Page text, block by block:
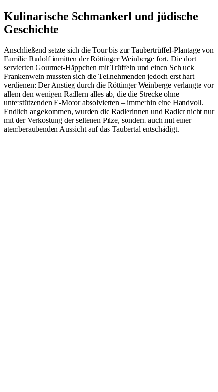
Kulinarische Schmankerl und jüdische
Geschichte
Anschließend setzte sich die Tour bis zur Taubertrüffel-Plantage von
Familie Rudolf inmitten der Röttinger Weinberge fort. Die dort
servierten Gourmet-Häppchen mit Trüffeln und einen Schluck
Frankenwein mussten sich die Teilnehmenden jedoch erst hart
verdienen: Der Anstieg durch die Röttinger Weinberge verlangte vor
allem den wenigen Radlern alles ab, die die Strecke ohne
unterstützenden E-Motor absolvierten – immerhin eine Handvoll.
Endlich angekommen, wurden die Radlerinnen und Radler nicht nur
mit der Verkostung der seltenen Pilze, sondern auch mit einer
atemberaubenden Aussicht auf das Taubertal entschädigt.